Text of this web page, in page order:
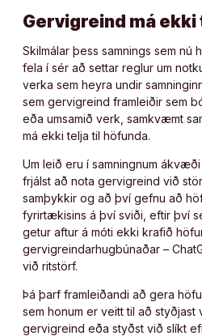
Gervigreind má
Skilmálar þess samnings sem nú
fela í sér að settar reglur um
verka sem heyra undir
sem gervigreind framleiðir sem
eða umsamið verk, samkvæmt
má ekki telja til höfunda.
Um leið eru í samningnum
frjálst að nota gervigreind við
samþykkir og að því gefnu að
fyrirtækisins á því sviði, eftir því
getur aftur á móti ekki krafið
gervigreindarhugbúnaðar –
við ritstörf.
Þá þarf framleiðandi að gera
sem honum er veitt til að styðjast
gervigreind eða styðst við slíkt